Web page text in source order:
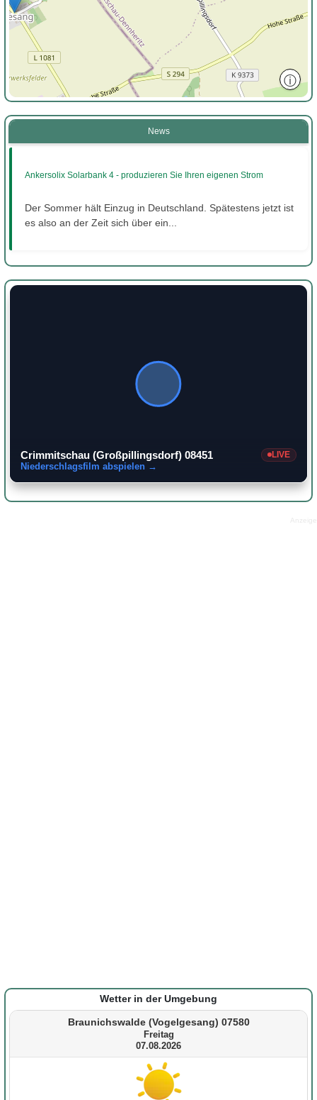
ⓘ
News
Ankersolix Solarbank 4 - produzieren Sie Ihren eigenen Strom
Der Sommer hält Einzug in Deutschland. Spätestens jetzt ist
es also an der Zeit sich über ein...
Crimmitschau (Großpillingsdorf) 08451 LIVE
Niederschlagsfilm abspielen →
Wetter in der Umgebung
Braunichswalde (Vogelgesang) 07580
Freitag
07.08.2026